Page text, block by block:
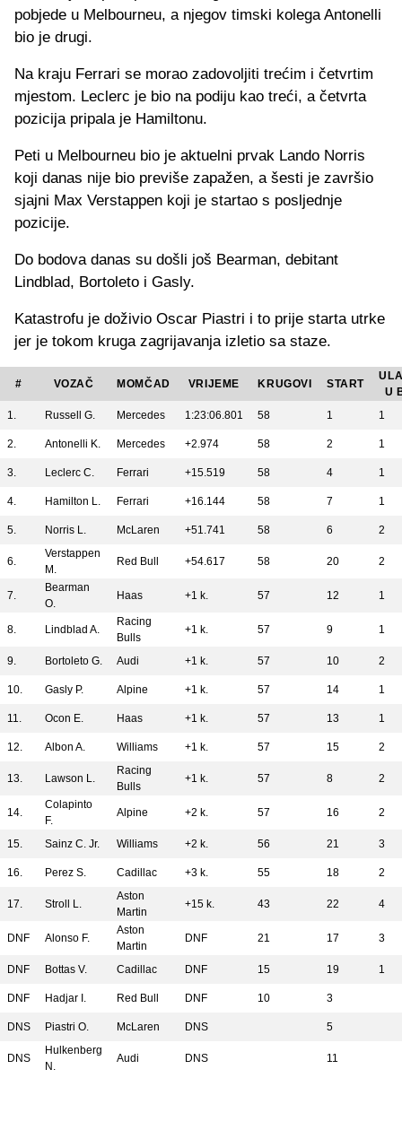
pobjede u Melbourneu, a njegov timski kolega Antonelli
bio je drugi.
Na kraju Ferrari se morao zadovoljiti trećim i četvrtim
mjestom. Leclerc je bio na podiju kao treći, a četvrta
pozicija pripala je Hamiltonu.
Peti u Melbourneu bio je aktuelni prvak Lando Norris
koji danas nije bio previše zapažen, a šesti je završio
sjajni Max Verstappen koji je startao s posljednje
pozicije.
Do bodova danas su došli još Bearman, debitant
Lindblad, Bortoleto i Gasly.
Katastrofu je doživio Oscar Piastri i to prije starta utrke
jer je tokom kruga zagrijavanja izletio sa staze.
# VOZAČ MOMČAD VRIJEME KRUGOVI START
U
1.
Russell G. Mercedes 1:23:06.801 58 1 1
2. Antonelli K. Mercedes +2.974 58 2 1
3. Leclerc C. Ferrari +15.519 58 4 1
4. Hamilton L. Ferrari +16.144 58 7 1
5. Norris L. McLaren +51.741 58 6 2
6.
Verstappen
M.
Red Bull +54.617 58 20 2
7.
Bearman
O.
Haas +1 k. 57 12 1
8. Lindblad A.
Racing
Bulls
+1 k. 57 9 1
9. Bortoleto G. Audi +1 k. 57 10 2
10. Gasly P. Alpine +1 k. 57 14 1
11. Ocon E. Haas +1 k. 57 13 1
12. Albon A. Williams +1 k. 57 15 2
13. Lawson L.
Racing
Bulls
+1 k. 57 8 2
14.
Colapinto
F.
Alpine +2 k. 57 16 2
15. Sainz C. Jr. Williams +2 k. 56 21 3
16. Perez S. Cadillac +3 k. 55 18 2
17. Stroll L.
Aston
Martin
+15 k. 43 22 4
DNF Alonso F.
Aston
Martin
DNF 21 17 3
DNF Bottas V. Cadillac DNF 15 19 1
DNF Hadjar I. Red Bull DNF 10 3
DNS Piastri O. McLaren DNS 5
DNS
Hulkenberg
N.
Audi DNS 11